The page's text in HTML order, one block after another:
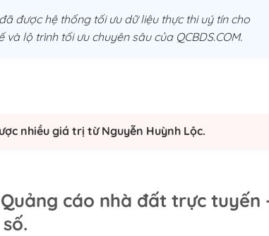
được hệ thống tối ưu dữ liệu thực thi uý tín cho
lộ trình tối ưu chuyên sâu của QCBDS.COM.
nhiều giá trị từ Nguyễn Huỳnh Lộc.
Quảng cáo nhà đất trực tuyến